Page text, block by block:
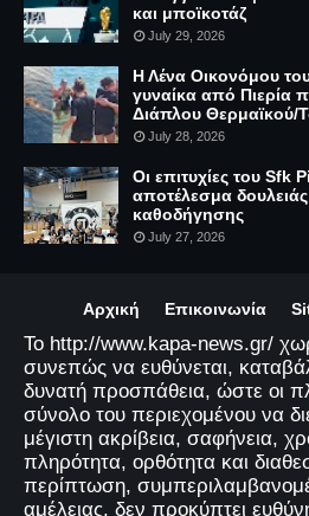
και μποϊκοτάζ
July 29, 2026
Η Λένα Οικονόμου
γυναίκα από Πιερία
Διάπλου Θερμαϊκού/
July 28, 2026
Οι επιτυχίες του Sfk
αποτέλεσμα
καθοδήγησης
July 27, 2026
Αρχική Επικοινωνία
Το http://www.kapa-news.gr/
συνεπώς να ευθύνεται,
δυνατή προσπάθεια, ώστε οι
σύνολο του περιεχομένου να
μέγιστη ακρίβεια, σαφήνεια,
πληρότητα, ορθότητα και
περίπτωση,
αμέλειας, δεν προκύπτει